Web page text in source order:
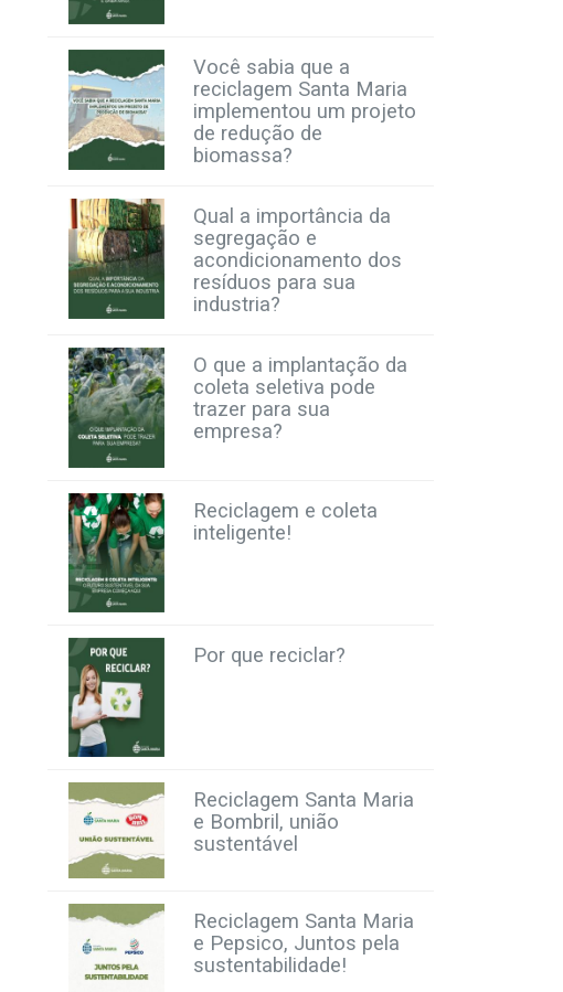
Você sabia que a
reciclagem Santa Maria
implementou um projeto
de redução de
biomassa?
Qual a importância da
segregação e
acondicionamento dos
resíduos para sua
industria?
O que a implantação da
coleta seletiva pode
trazer para sua
empresa?
Reciclagem e coleta
inteligente!
Por que reciclar?
Reciclagem Santa Maria
e Bombril, união
sustentável
Reciclagem Santa Maria
e Pepsico, Juntos pela
sustentabilidade!